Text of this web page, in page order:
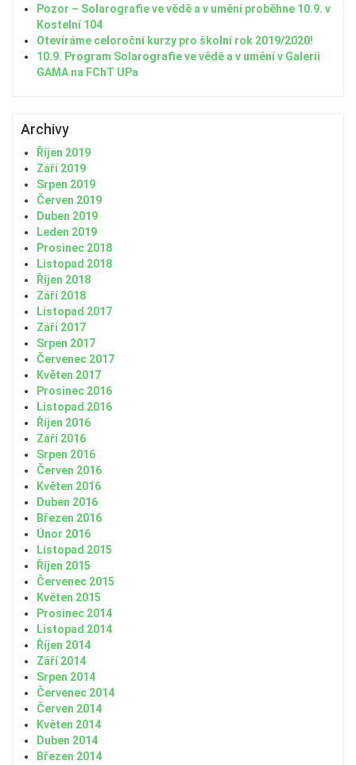
Pozor – Solarografie ve vědě a v umění proběhne 10.9. v
Kostelní 104
Otevíráme celoroční kurzy pro školní rok 2019/2020!
10.9. Program Solarografie ve vědě a v umění v Galerii
GAMA na FChT UPa
Archivy
Říjen 2019
Září 2019
Srpen 2019
Červen 2019
Duben 2019
Leden 2019
Prosinec 2018
Listopad 2018
Říjen 2018
Září 2018
Listopad 2017
Září 2017
Srpen 2017
Červenec 2017
Květen 2017
Prosinec 2016
Listopad 2016
Říjen 2016
Září 2016
Srpen 2016
Červen 2016
Květen 2016
Duben 2016
Březen 2016
Únor 2016
Listopad 2015
Říjen 2015
Červenec 2015
Květen 2015
Prosinec 2014
Listopad 2014
Říjen 2014
Září 2014
Srpen 2014
Červenec 2014
Červen 2014
Květen 2014
Duben 2014
Březen 2014